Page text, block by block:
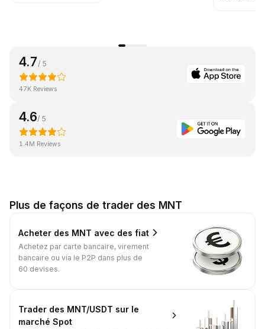
4.7 / 5
47K Reviews
4.6/ 5
1.4M Reviews
Plus de façons de trader des MNT
Acheter des MNT avec des fiat
Achetez par carte bancaire, virement
bancaire ou via le P2P dans plus de
60 devises.
Trader des MNT/USDT sur le
marché Spot